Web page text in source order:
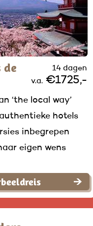
de
14 dagen
v.a.€1725,-
‘the local way’
hotels
inbegrepen
eigen wens